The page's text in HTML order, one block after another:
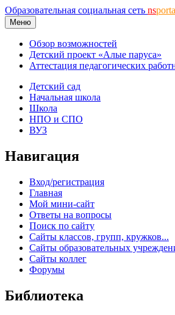
Образовательная социальная сеть ns
Меню
Обзор возможностей
Детский проект «Алые паруса»
Аттестация педагогических
Детский сад
Начальная школа
Школа
НПО и СПО
ВУЗ
Навигация
Вход/регистрация
Главная
Мой мини-сайт
Ответы на вопросы
Поиск по сайту
Сайты классов, групп, кружков...
Сайты образовательных
Сайты коллег
Форумы
Библиотека